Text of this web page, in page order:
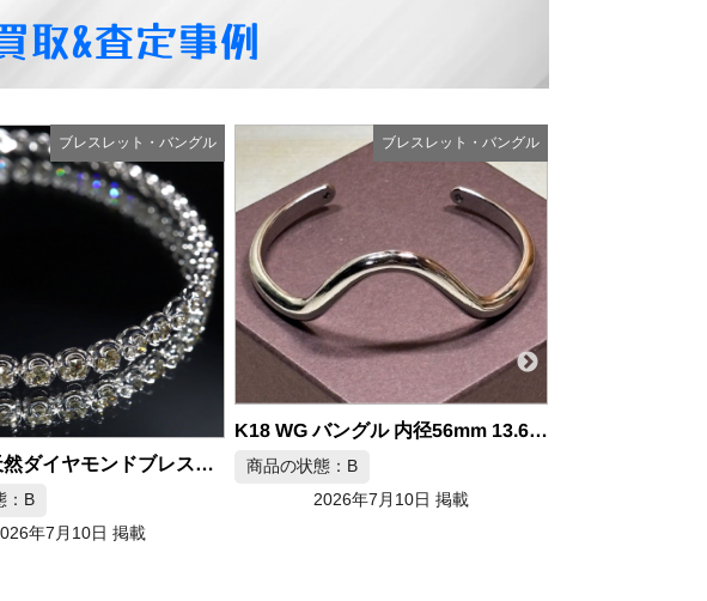
取&査定事例
ブレスレット・バングル
K18WG 天然ダイヤモンドブレスレット 3.00ct
：B
年7月10日 掲載
ブレスレット・バングル
K18 WG バングル 内径56mm 13.62g
商品の状態：B
2026年7月10日 掲載